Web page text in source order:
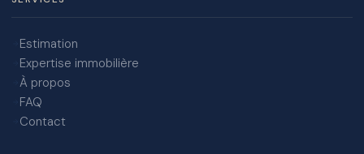
Estimation
Expertise immobilière
À propos
FAQ
Contact